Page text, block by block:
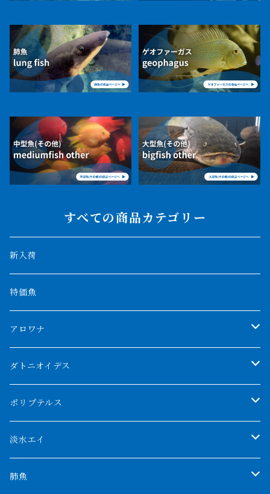
すべての商品カテゴリー
新入荷
特価魚
アロワナ
クンパイ
アブソリュートレッド
AGUS スーパーレッドF4
特殊アロワナ
ダトニオイデス
シャムタイガー
特殊ダトニオ
ダトニオプラスワン
ポリプテルス
モンスターポリプ
特殊ポリプ
淡水エイ
シナガワダイヤ
肺魚